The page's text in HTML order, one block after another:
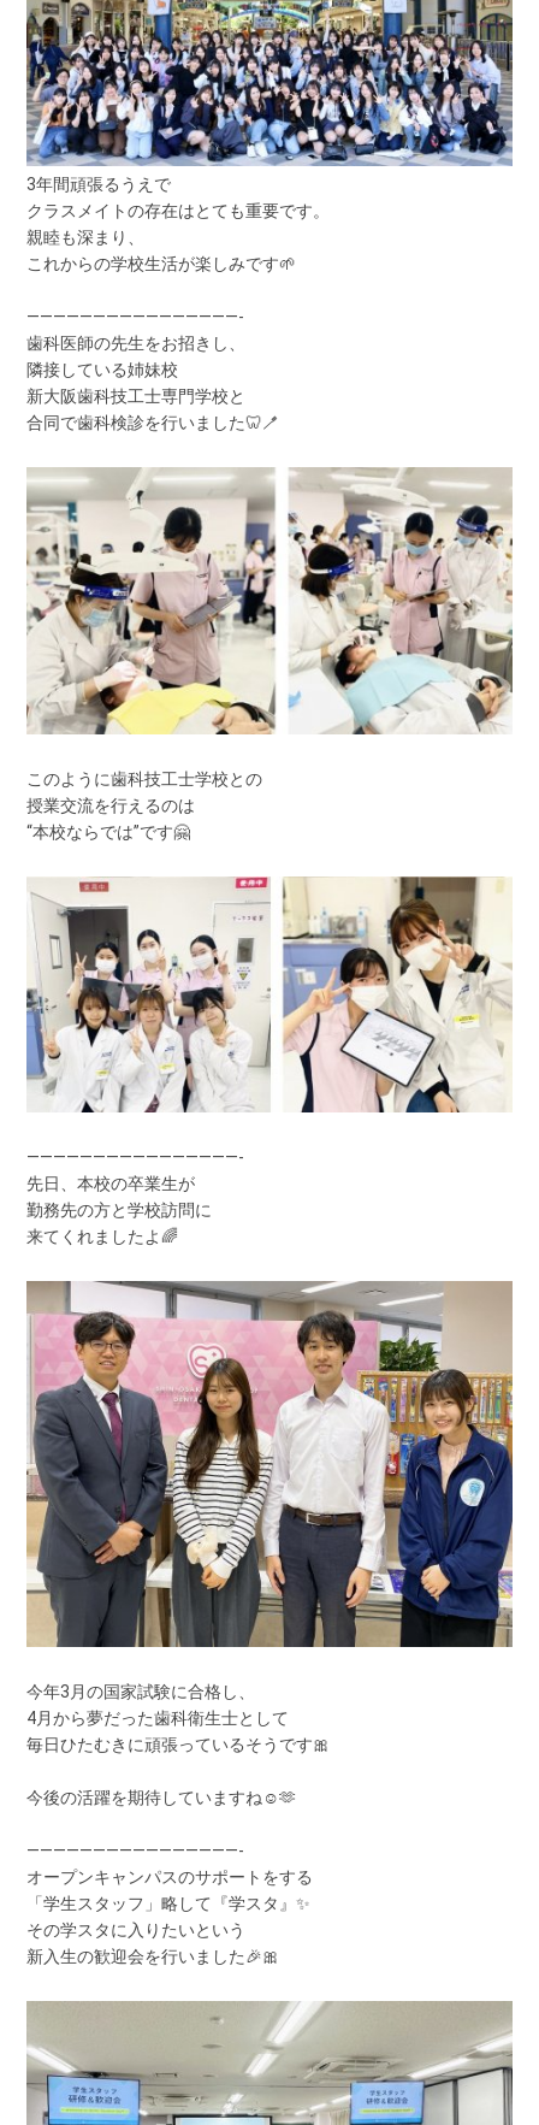
3年間頑張るうえで
クラスメイトの存在はとても重要です。
親睦も深まり、
これからの学校生活が楽しみです🌱
————————————————-
歯科医師の先生をお招きし、
隣接している姉妹校
新大阪歯科技工士専門学校と
合同で歯科検診を行いました🦷🪥
このように歯科技工士学校との
授業交流を行えるのは
“本校ならでは”です🤗
————————————————-
先日、本校の卒業生が
勤務先の方と学校訪問に
来てくれましたよ🌈
今年3月の国家試験に合格し、
4月から夢だった歯科衛生士として
毎日ひたむきに頑張っているそうです🎀
今後の活躍を期待していますね☺️🫶
————————————————-
オープンキャンパスのサポートをする
「学生スタッフ」略して『学スタ』✨
その学スタに入りたいという
新入生の歓迎会を行いました🎉🎀